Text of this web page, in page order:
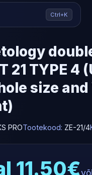
Ctrl+K
21 TYPE
size
PROTootekood: ZE-21/4
11.50€